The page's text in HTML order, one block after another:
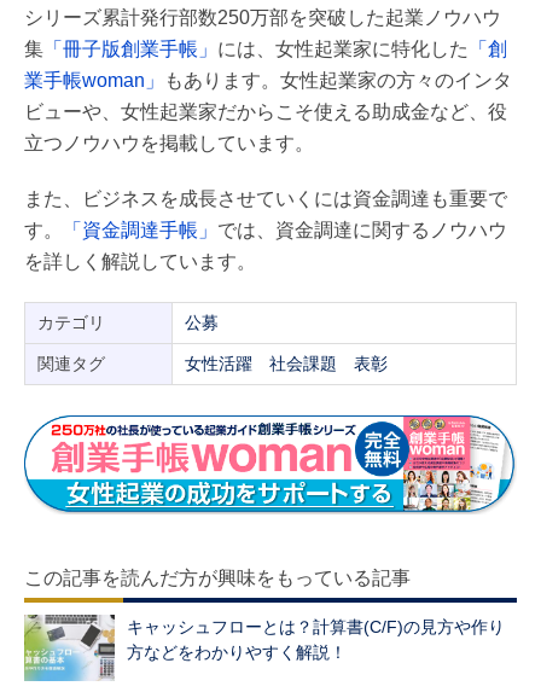
シリーズ累計発行部数250万部を突破した起業ノウハウ
集 「冊子版創業手帳」 には、女性起業家に特化した
「創
業手帳woman」
もあります。女性起業家の方々のインタ
ビューや、女性起業家だからこそ使える助成金など、役
立つノウハウを掲載しています。
また、ビジネスを成長させていくには資金調達も重要で
す。
「資金調達手帳」 では、資金調達に関するノウハウ
を詳しく解説しています。
カテゴリ 公募
関連タグ 女性活躍 社会課題 表彰
この記事を読んだ方が興味をもっている記事
キャッシュフローとは？計算書(C/F)の見方や作り
方などをわかりやすく解説！